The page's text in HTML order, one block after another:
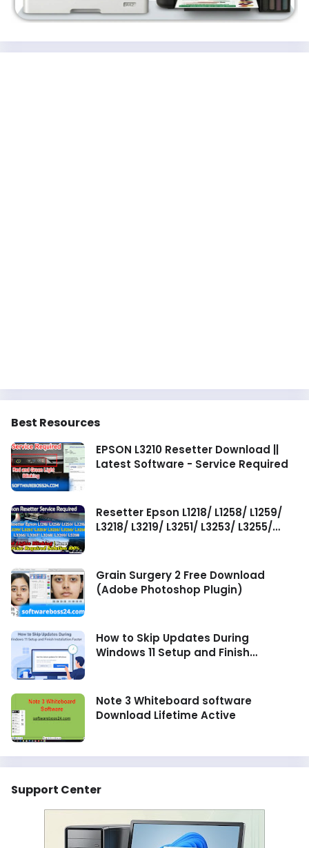
Best Resources
EPSON L3210 Resetter Download ||
Latest Software - Service Required
Resetter Epson L1218/ L1258/ L1259/
L3218/ L3219/ L3251/ L3253/ L3255/
Grain Surgery 2 Free Download
(Adobe Photoshop Plugin)
How to Skip Updates During
Windows 11 Setup and Finish
Note 3 Whiteboard software
Download Lifetime Active
Support Center